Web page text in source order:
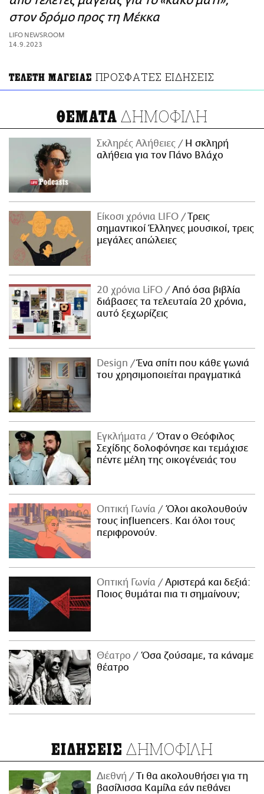
ΑΜΠΑ
PRINT
στον δρόμο προς τη Μέκκα
LIFO NEWSROOM
14.9.2023
ΤΕΛΕΤΗ ΜΑΓΕΙΑΣ ΠΡΟΣΦΑΤΕΣ ΕΙΔΗΣΕΙΣ
ΘΕΜΑΤΑ ΔΗΜΟΦΙΛΗ
Σκληρές Αλήθειες
H σκληρή
αλήθεια για τον Πάνο Βλάχο
Είκοσι χρόνια LIFO
Tρεις
σημαντικοί Έλληνες μουσικοί, τρεις
μεγάλες απώλειες
20 χρόνια LiFO
Από όσα βιβλία
διάβασες τα τελευταία 20 χρόνια,
αυτό ξεχωρίζεις
Design
Ένα σπίτι που κάθε γωνιά
του χρησιμοποιείται πραγματικά
Εγκλήματα
Όταν ο Θεόφιλος
Σεχίδης δολοφόνησε και τεμάχισε
πέντε μέλη της οικογένειάς του
Οπτική Γωνία
Όλοι ακολουθούν
τους influencers. Και όλοι τους
περιφρονούν.
Οπτική Γωνία
Αριστερά και δεξιά:
Ποιος θυμάται πια τι σημαίνουν;
Θέατρο
Όσα ζούσαμε, τα κάναμε
θέατρο
ΕΙΔΗΣΕΙΣ ΔΗΜΟΦΙΛΗ
Διεθνή
Τι θα ακολουθήσει για τη
βασίλισσα Καμίλα εάν πεθάνει